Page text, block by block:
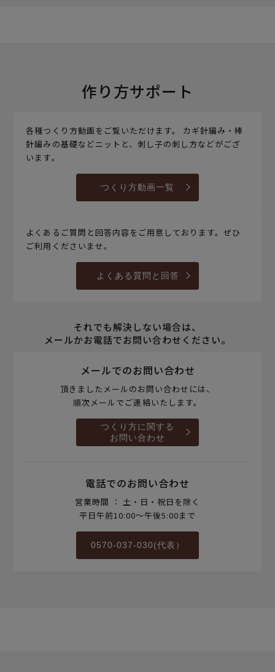
作り方サポート
各種つくり方動画をご覧いただけます。 カギ針編み・棒
針編みの基礎などニットと、刺し子の刺し方などがござ
います。
つくり方動画一覧
よくあるご質問と回答内容をご用意しております。ぜひ
ご利用くださいませ。
よくある質問と回答
それでも解決しない場合は、
メールかお電話でお問い合わせください。
メールでのお問い合わせ
頂きましたメールのお問い合わせには、
順次メールでご連絡いたします。
つくり方に関する
お問い合わせ
電話でのお問い合わせ
営業時間 ： 土・日・祝日を除く
平日午前10:00～午後5:00まで
0570-037-030(代表）